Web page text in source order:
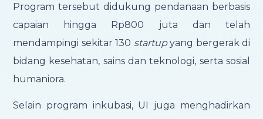
Program tersebut didukung pendanaan berbasis
capaian hingga Rp800 juta dan telah
mendampingi sekitar 130 startupyang bergerak di
bidang kesehatan, sains dan teknologi, serta sosial
humaniora.
Selain program inkubasi, UI juga menghadirkan